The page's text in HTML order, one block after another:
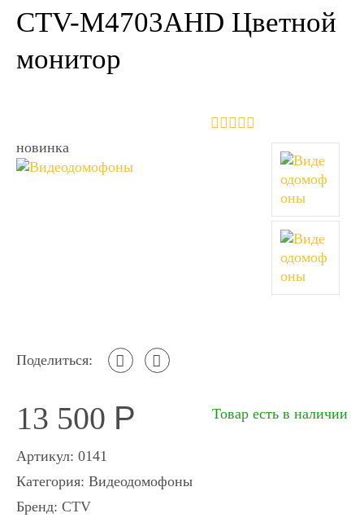
CTV-M4703AHD Цветной
монитор
новинка
Поделиться:
13 500 Р
Артикул: 0141
Категория: Видеодомофоны
Бренд: CTV
Товар есть в наличии